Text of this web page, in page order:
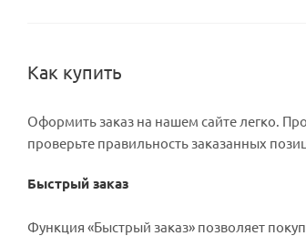
Как купить
Оформить заказ на нашем сайте легко.
проверьте правильность заказанных
Быстрый заказ
Функция «Быстрый заказ» позволяет